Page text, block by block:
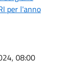
per l'anno
08:00